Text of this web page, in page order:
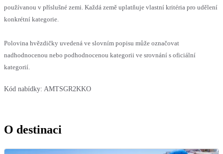
používanou v příslušné zemi. Každá země uplatňuje vlastní kritéria pro udělení
konkrétní kategorie.
Polovina hvězdičky uvedená ve slovním popisu může označovat
nadhodnocenou nebo podhodnocenou kategorii ve srovnání s oficiální
kategorií.
Kód nabídky: AMTSGR2KKO
O destinaci